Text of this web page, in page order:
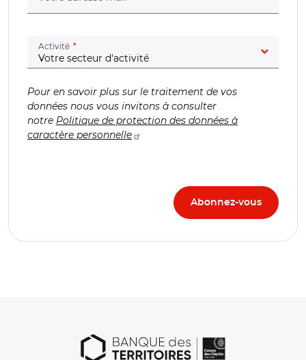
Activité (champ obligatoire)
Pour en savoir plus sur le traitement de vos
données nous vous invitons à consulter
notre Politique de protection des données à
caractère personnelle